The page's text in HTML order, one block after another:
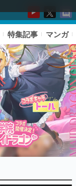
特集記事 マンガ